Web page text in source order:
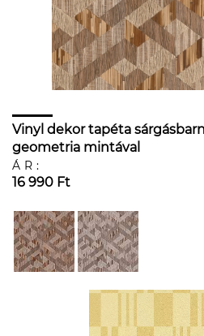
Vinyl dekor tapéta
geometria mintával
ÁR:
16 990 Ft